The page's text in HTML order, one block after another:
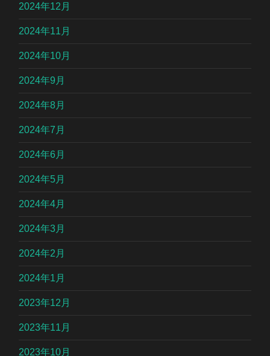
2024年12月
2024年11月
2024年10月
2024年9月
2024年8月
2024年7月
2024年6月
2024年5月
2024年4月
2024年3月
2024年2月
2024年1月
2023年12月
2023年11月
2023年10月